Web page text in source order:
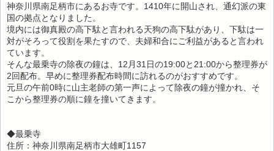
神奈川県南足柄市にあるお寺です。1410年に開山され、通幻派の東
国の拠点となりました。
境内には御真殿の高下駄と言われる天狗の高下駄があり、下駄は一
対がそろって役割を果たすので、夫婦和合にご利益があると言われ
ています。
そんな最乗寺の除夜の鐘は、12月31日の19:00と21:00から整理券が
2回配布。早めに整理券配布時間に訪れるのがおすすめです。
元旦の午前0時に山主老師の第一声によって除夜の鐘が撞かれ、そ
こから整理券の順に鐘を撞いてきます。
◆最乗寺
住所：神奈川県南足柄市大雄町1157